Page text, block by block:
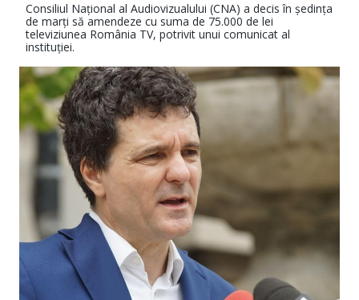
Consiliul Național al Audiovizualului (CNA) a decis în ședința
de marți să amendeze cu suma de 75.000 de lei
televiziunea România TV, potrivit unui comunicat al
instituției.